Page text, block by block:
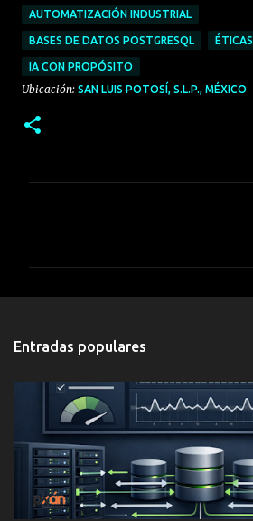
AUTOMATIZACIÓN INDUSTRIAL
BASES DE DATOS POSTGRESQL ÉTICAS
IA CON PROPÓSITO
Ubicación: SAN LUIS POTOSÍ, S.L.P., MÉXICO
t
r
o
s
Entradas populares